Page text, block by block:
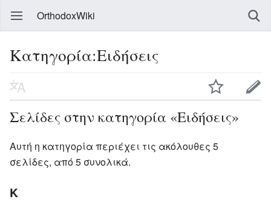
OrthodoxWiki
Κατηγορία:Ειδήσεις
Σελίδες στην κατηγορία «Ειδήσεις»
Αυτή η κατηγορία περιέχει τις ακόλουθες 5
σελίδες, από 5 συνολικά.
Κ